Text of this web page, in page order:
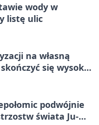
wody w
listę ulic
na własną
się wysoką
podwójnie
świata Ju-